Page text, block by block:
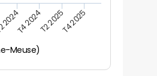
Meuse)
T4 2024T2 2025T4 2025